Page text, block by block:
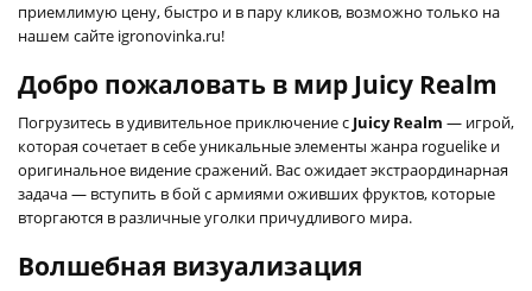
приемлимую цену, быстро и в пару кликов, возможно только на
нашем сайте igronovinka.ru!
Добро пожаловать в мир Juicy Realm
Погрузитесь в удивительное приключение с Juicy Realm — игрой,
которая сочетает в себе уникальные элементы жанра roguelike и
оригинальное видение сражений. Вас ожидает экстраординарная
задача — вступить в бой с армиями оживших фруктов, которые
вторгаются в различные уголки причудливого мира.
Волшебная визуализация